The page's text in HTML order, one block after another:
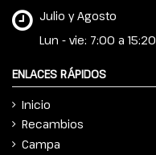
Julio y Agosto
Lun - vie: 7:00 a 15:20
ENLACES RÁPIDOS
Inicio
Recambios
Campa